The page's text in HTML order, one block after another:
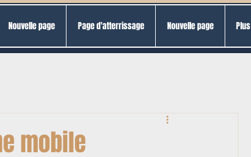
Nouvelle page Page d'atterrissage Nouvelle page Plus
mobile